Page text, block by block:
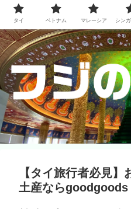
【タイ旅行者必見
土産ならgoodgoods
タイ ベトナム マレーシア シン